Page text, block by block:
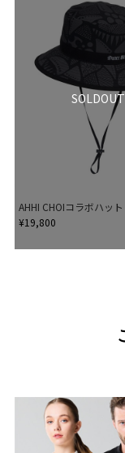
SOLDOUT
AHHI CHOIコラボハット
¥19,800